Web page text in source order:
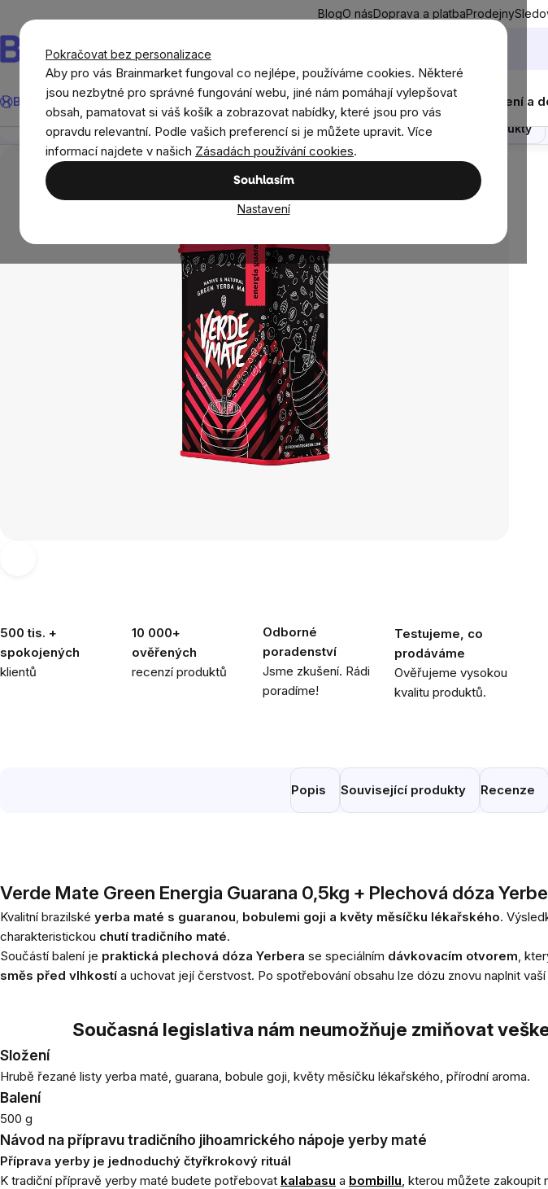
Pokračovat bez personalizace
Aby pro vás Brainmarket fungoval co nejlépe, používáme cookies. Některé
jsou nezbytné pro správné fungování webu, jiné nám pomáhají vylepšovat
obsah, pamatovat si váš košík a zobrazovat nabídky, které jsou pro vás
opravdu relevantní. Podle vašich preferencí si je můžete upravit. Více
informací najdete v našich Zásadách používání cookies.
Souhlasím
Nastavení
obsah
BlogO násDoprava a platbaProdejny
Hledat
BrainMax® Léto Ušetři CíleDoplňky stravy a výživaNovinkyMužiŽenyDěti Oblečení a
Potraviny Superpotraviny Guarana Verde Mate Green Energia Guarana
500 tis. +
spokojených
klientů
10 000+
ověřených
recenzí produktů
Odborné
poradenství
Jsme zkušení. Rádi
poradíme!
Testujeme, co
prodáváme
Ověřujeme vysokou
kvalitu produktů.
Popis Související produkty Recenze
Verde Mate Green Energia Guarana 0,5kg + Plechová dóza Yerbera
Přehled Popis Související produkty Recenze Poradna Podobné produkty
Verde Mate Green Energia Guarana 0,5kg + Plechová dóza
Kvalitní brazilské yerba maté s guaranou bobulemi goji a květy měsíčku lékařského.
charakteristickou chutí tradičního maté.
Součástí balení je praktická plechová dóza Yerbera se speciálním dávkovacím otvorem ,
směs před vlhkostí a uchovat její čerstvost. Po spotřebování obsahu lze dózu znovu naplnit
Současná legislativa nám neumožňuje zmiňovat
Složení
Hrubě řezané listy yerba maté, guarana, bobule goji, květy měsíčku lékařského, přírodní aroma.
Balení
500 g
Návod na přípravu tradičního jihoamrického nápoje yerby maté
Příprava yerby je jednoduchý čtyřkrokový rituál
K tradiční přípravě yerby maté budete potřebovat kalabasu a bombillu kterou můžete zakoupit